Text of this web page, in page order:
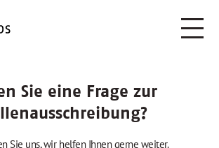
Sie eine Frage zur
Sie uns, wir helfen Ihnen gerne weiter.